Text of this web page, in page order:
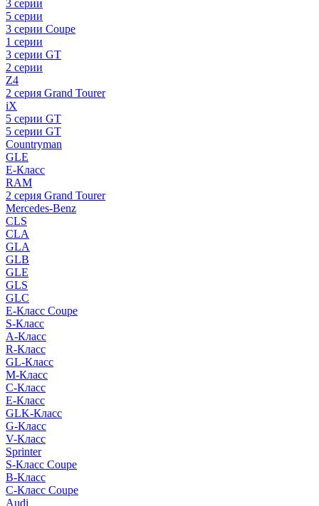
3 серии
5 серии
3 серии Coupe
1 серии
3 серии GT
2 серии
Z4
2 серия Grand Tourer
iX
5 серии GT
5 серии GT
Countryman
GLE
E-Класс
RAM
2 серия Grand Tourer
Mercedes-Benz
CLS
CLA
GLA
GLB
GLE
GLS
GLC
E-Класс Coupe
S-Класс
A-Класс
R-Класс
GL-Класс
M-Класс
C-Класс
E-Класс
GLK-Класс
G-Класс
V-Класс
Sprinter
S-Класс Сoupe
B-Класс
C-Класс Coupe
Audi